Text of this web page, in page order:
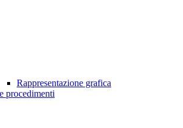
Rappresentazione grafica
procedimenti